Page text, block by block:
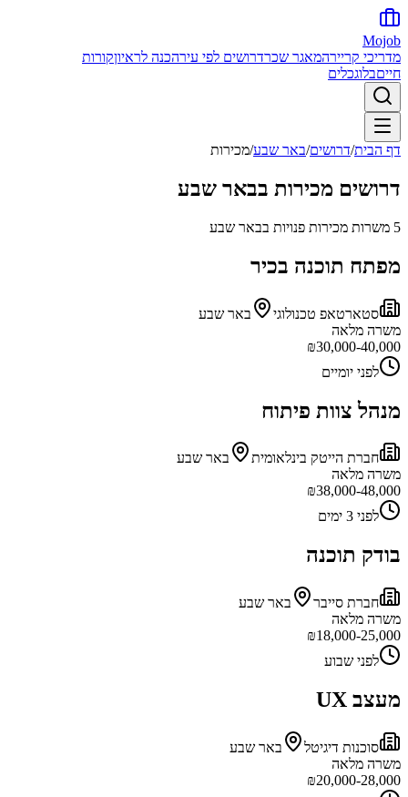
Mojob
מדריכי קריירהמאגר שכרדרושים לפי עירהכנה לראיוןקורות
חייםבלוגכלים
דף הבית/דרושים/באר שבע/מכירות
דרושים מכירות בבאר שבע
5 משרות מכירות פנויות בבאר שבע
מפתח תוכנה בכיר
סטארטאפ טכנולוגי
באר שבע
משרה מלאה
₪30,000-40,000
לפני יומיים
מנהל צוות פיתוח
חברת הייטק בינלאומית
באר שבע
משרה מלאה
₪38,000-48,000
לפני 3 ימים
בודק תוכנה
חברת סייבר
באר שבע
משרה מלאה
₪18,000-25,000
לפני שבוע
מעצב UX
סוכנות דיגיטל
באר שבע
משרה מלאה
₪20,000-28,000